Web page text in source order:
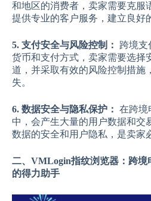
和地区的消费者，卖家需要克服
提供专业的客户服务，建立良好
5. 支付安全与风险控制：
跨境支
货币和支付方式，卖家需要选择
道，并采取有效的风险控制措施
失。
6. 数据安全与隐私保护： 在跨境
中，会产生大量的用户数据和交
数据的安全和用户隐私，是卖家
二、VMLogin指纹浏览器：跨境
的得力助手